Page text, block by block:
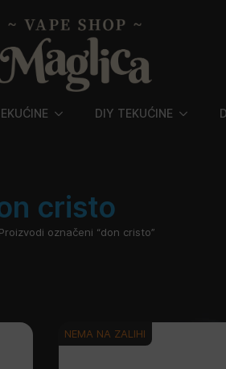
DIY TEKUĆINE
cristo
Proizvodi označeni “don cristo”
NEMA NA ZALIHI